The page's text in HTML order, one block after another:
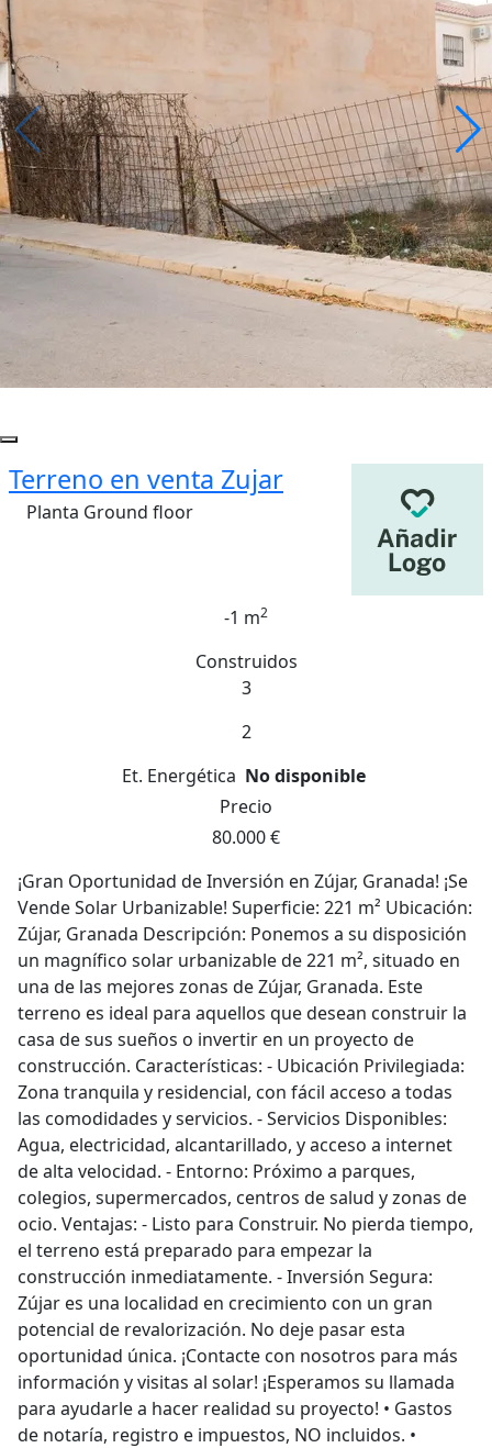
Terreno en venta Zujar
Planta Ground floor
-1 m2
Construidos
3
2
Et. Energética No disponible
Precio
80.000 €
¡Gran Oportunidad de Inversión en Zújar, Granada! ¡Se
Vende Solar Urbanizable! Superficie: 221 m² Ubicación:
Zújar, Granada Descripción: Ponemos a su disposición
un magnífico solar urbanizable de 221 m², situado en
una de las mejores zonas de Zújar, Granada. Este
terreno es ideal para aquellos que desean construir la
casa de sus sueños o invertir en un proyecto de
construcción. Características: - Ubicación Privilegiada:
Zona tranquila y residencial, con fácil acceso a todas
las comodidades y servicios. - Servicios Disponibles:
Agua, electricidad, alcantarillado, y acceso a internet
de alta velocidad. - Entorno: Próximo a parques,
colegios, supermercados, centros de salud y zonas de
ocio. Ventajas: - Listo para Construir. No pierda tiempo,
el terreno está preparado para empezar la
construcción inmediatamente. - Inversión Segura:
Zújar es una localidad en crecimiento con un gran
potencial de revalorización. No deje pasar esta
oportunidad única. ¡Contacte con nosotros para más
información y visitas al solar! ¡Esperamos su llamada
para ayudarle a hacer realidad su proyecto! •⁠ ⁠Gastos
de notaría, registro e impuestos, NO incluidos. •⁠